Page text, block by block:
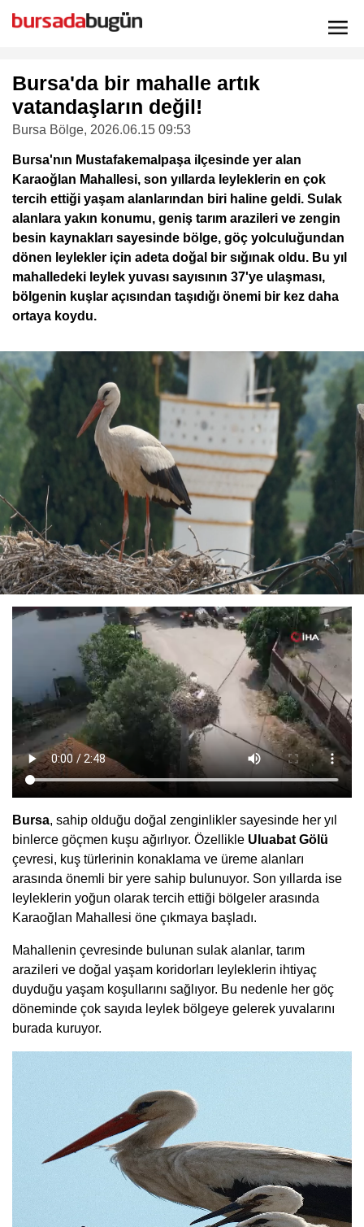
Bursa'da bir mahalle artık
vatandaşların değil!
Bursa Bölge, 2026.06.15 09:53
Bursa'nın Mustafakemalpaşa ilçesinde yer alan
Karaoğlan Mahallesi, son yıllarda leyleklerin en çok
tercih ettiği yaşam alanlarından biri haline geldi. Sulak
alanlara yakın konumu, geniş tarım arazileri ve zengin
besin kaynakları sayesinde bölge, göç yolculuğundan
dönen leylekler için adeta doğal bir sığınak oldu. Bu yıl
mahalledeki leylek yuvası sayısının 37'ye ulaşması,
bölgenin kuşlar açısından taşıdığı önemi bir kez daha
ortaya koydu.
Bursa, sahip olduğu doğal zenginlikler sayesinde her yıl
binlerce göçmen kuşu ağırlıyor. Özellikle Uluabat Gölü
çevresi, kuş türlerinin konaklama ve üreme alanları
arasında önemli bir yere sahip bulunuyor. Son yıllarda ise
leyleklerin yoğun olarak tercih ettiği bölgeler arasında
Karaoğlan Mahallesi öne çıkmaya başladı.
Mahallenin çevresinde bulunan sulak alanlar, tarım
arazileri ve doğal yaşam koridorları leyleklerin ihtiyaç
duyduğu yaşam koşullarını sağlıyor. Bu nedenle her göç
döneminde çok sayıda leylek bölgeye gelerek yuvalarını
burada kuruyor.